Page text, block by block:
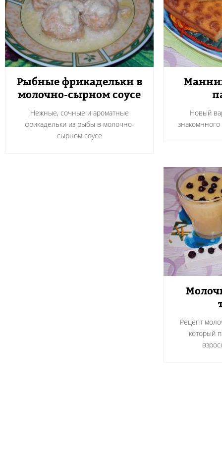
Рыбные фрикадельки в
молочно-сырном соусе
Нежные, сочные и ароматные
фрикадельки из рыбы в молочно-
сырном соусе
Новый
знакомнного
Рецепт
который